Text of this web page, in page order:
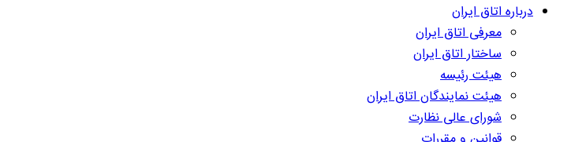
درباره اتاق ایران
معرفی اتاق ایران
ساختار اتاق ایران
هیئت رئیسه
هیئت نمایندگان اتاق ایران
شورای عالی نظارت